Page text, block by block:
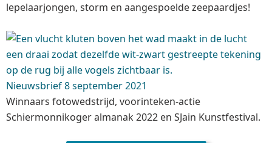
lepelaarjongen, storm en aangespoelde zeepaardjes!
Nieuwsbrief 8 september 2021
Winnaars fotowedstrijd, voorinteken-actie
Schiermonnikoger almanak 2022 en SJain Kunstfestival.